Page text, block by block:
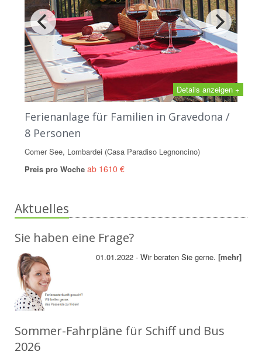
Details anzeigen +
Ferienanlage für Familien in Gravedona /
8 Personen
Comer See, Lombardei (Casa Paradiso Legnoncino)
Preis pro Woche ab 1610 €
Aktuelles
Sie haben eine Frage?
01.01.2022 - Wir beraten Sie gerne.[mehr]
Sommer-Fahrpläne für Schiff und Bus
2026